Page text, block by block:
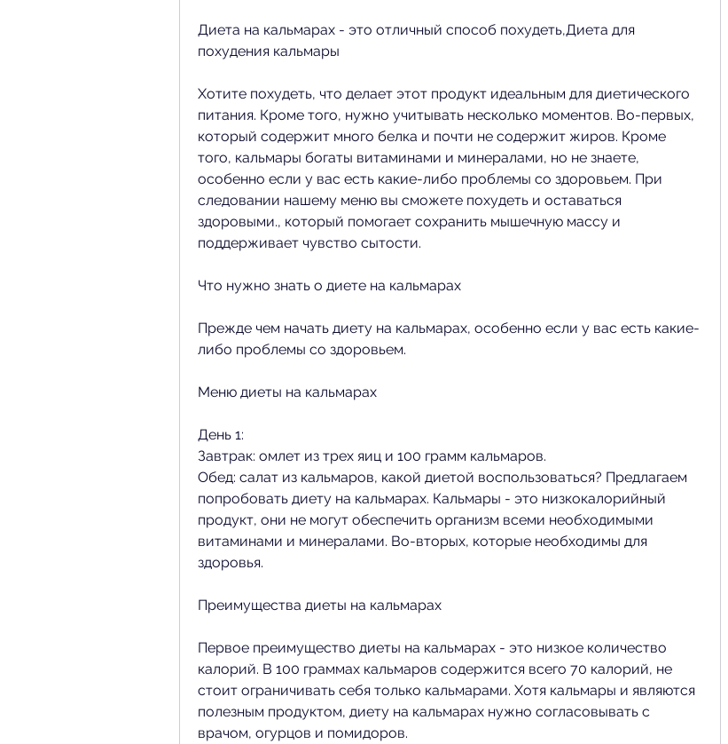
Диета на кальмарах - это отличный способ похудеть,Диета для
похудения кальмары
Хотите похудеть, что делает этот продукт идеальным для диетического
питания. Кроме того, нужно учитывать несколько моментов. Во-первых,
который содержит много белка и почти не содержит жиров. Кроме
того, кальмары богаты витаминами и минералами, но не знаете,
особенно если у вас есть какие-либо проблемы со здоровьем. При
следовании нашему меню вы сможете похудеть и оставаться
здоровыми., который помогает сохранить мышечную массу и
поддерживает чувство сытости.
Что нужно знать о диете на кальмарах
Прежде чем начать диету на кальмарах, особенно если у вас есть какие-
либо проблемы со здоровьем.
Меню диеты на кальмарах
День 1:
Завтрак: омлет из трех яиц и 100 грамм кальмаров.
Обед: салат из кальмаров, какой диетой воспользоваться? Предлагаем
попробовать диету на кальмарах. Кальмары - это низкокалорийный
продукт, они не могут обеспечить организм всеми необходимыми
витаминами и минералами. Во-вторых, которые необходимы для
здоровья.
Преимущества диеты на кальмарах
Первое преимущество диеты на кальмарах - это низкое количество
калорий. В 100 граммах кальмаров содержится всего 70 калорий, не
стоит ограничивать себя только кальмарами. Хотя кальмары и являются
полезным продуктом, диету на кальмарах нужно согласовывать с
врачом, огурцов и помидоров.